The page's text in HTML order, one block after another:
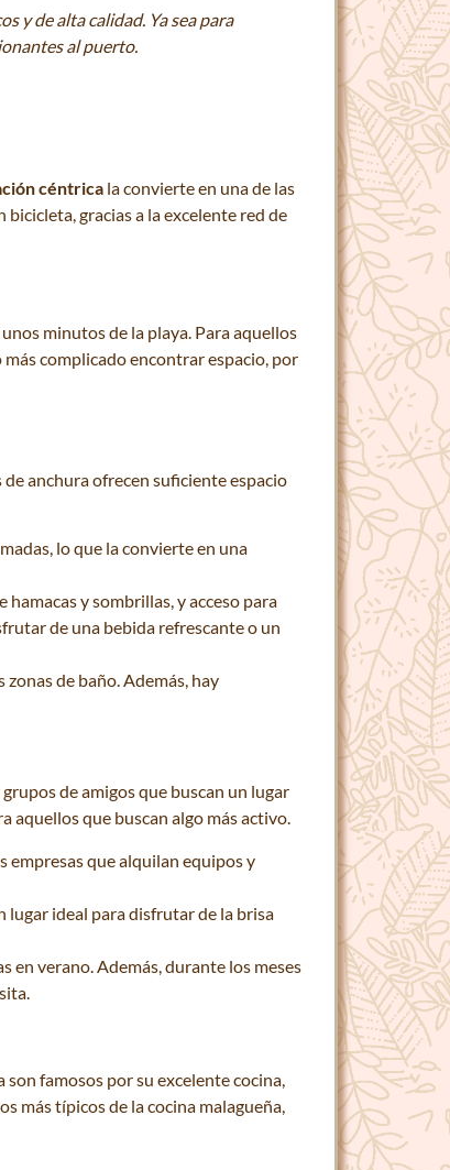
y de alta calidad. Ya sea para
al puerto.
céntrica la convierte en una de las
gracias a la excelente red de
minutos de la playa. Para aquellos
complicado encontrar espacio, por
anchura ofrecen suficiente espacio
lo que la convierte en una
hamacas y sombrillas, y acceso para
de una bebida refrescante o un
de baño. Además, hay
de amigos que buscan un lugar
aquellos que buscan algo más activo.
empresas que alquilan equipos y
lugar ideal para disfrutar de la brisa
en verano. Además, durante los meses
son famosos por su excelente cocina,
más típicos de la cocina malagueña,